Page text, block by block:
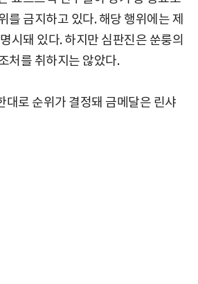
를 금지하고 있다. 해당 행위에는 제
시돼 있다. 하지만 심판진은 쑨룽의
처를 취하지는 않았다.
대로 순위가 결정돼 금메달은 린샤